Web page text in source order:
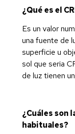
¿Qué es el
Es un valor
una fuente de
superficie u
sol que seria
de luz tienen
¿Cuáles son
habituales?